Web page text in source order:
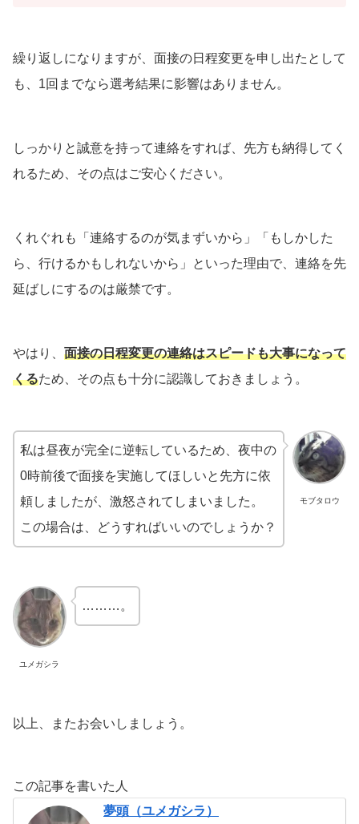
繰り返しになりますが、面接の日程変更を申し出たとして
も、1回までなら選考結果に影響はありません。
しっかりと誠意を持って連絡をすれば、先方も納得してく
れるため、その点はご安心ください。
くれぐれも「連絡するのが気まずいから」「もしかした
ら、行けるかもしれないから」といった理由で、連絡を先
延ばしにするのは厳禁です。
やはり、 面接の日程変更の連絡はスピードも大事になって
くるため、その点も十分に認識しておきましょう。
モブタロウ
私は昼夜が完全に逆転しているため、夜中の
0時前後で面接を実施してほしいと先方に依
頼しましたが、激怒されてしまいました。
この場合は、どうすればいいのでしょうか？
ユメガシラ
………。
以上、またお会いしましょう。
この記事を書いた人
夢頭（ユメガシラ）